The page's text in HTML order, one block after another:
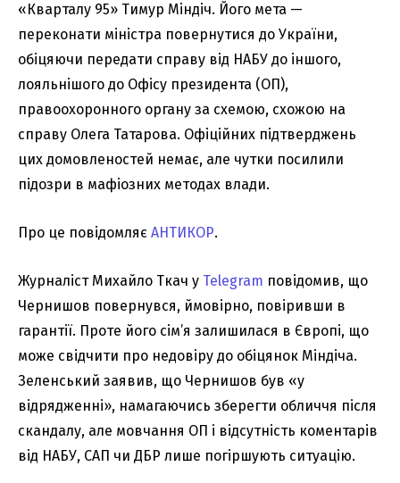
«Кварталу 95» Тимур Міндіч. Його мета —
переконати міністра повернутися до України,
обіцяючи передати справу від НАБУ до іншого,
лояльнішого до Офісу президента (ОП),
правоохоронного органу за схемою, схожою на
справу Олега Татарова. Офіційних підтверджень
цих домовленостей немає, але чутки посилили
підозри в мафіозних методах влади.
Про це повідомляє АНТИКОР.
Журналіст Михайло Ткач у Telegram повідомив, що
Чернишов повернувся, ймовірно, повіривши в
гарантії. Проте його сім’я залишилася в Європі, що
може свідчити про недовіру до обіцянок Міндіча.
Зеленський заявив, що Чернишов був «у
відрядженні», намагаючись зберегти обличчя після
скандалу, але мовчання ОП і відсутність коментарів
від НАБУ, САП чи ДБР лише погіршують ситуацію.